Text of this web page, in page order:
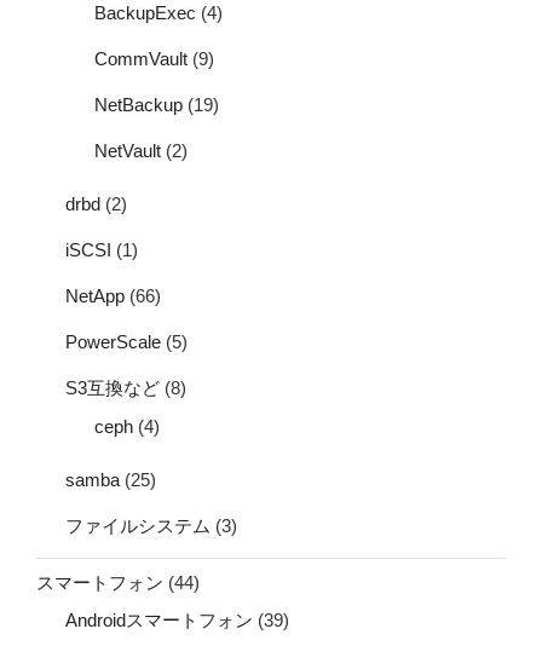
BackupExec (4)
CommVault (9)
NetBackup (19)
NetVault (2)
drbd (2)
iSCSI (1)
NetApp (66)
PowerScale (5)
S3互換など (8)
ceph (4)
samba (25)
ファイルシステム (3)
スマートフォン (44)
Androidスマートフォン (39)